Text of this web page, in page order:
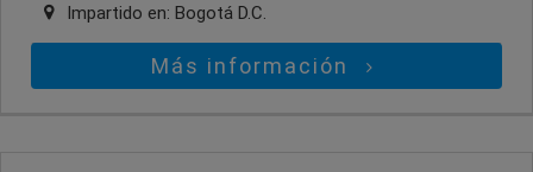
Impartido en: Bogotá D.C.
Más información